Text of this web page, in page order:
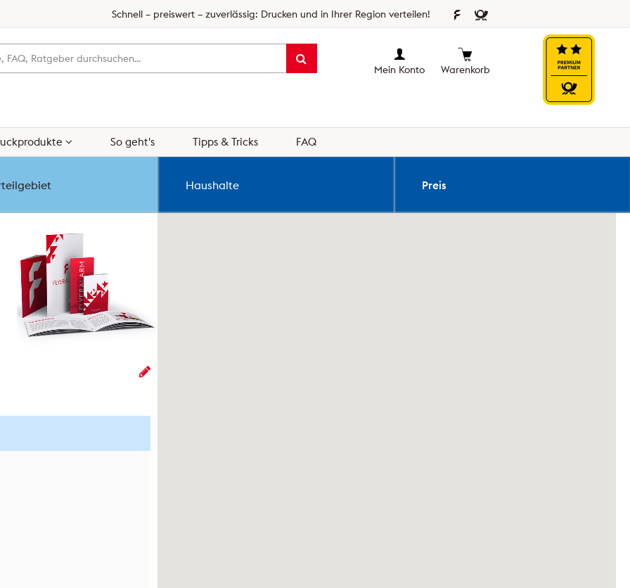
Schnell – preiswert – zuverlässig: Drucken und in Ihrer Region verteilen!
Mein Konto Warenkorb
NEU
So geht's Tipps & Tricks FAQ
Haushalte Preis